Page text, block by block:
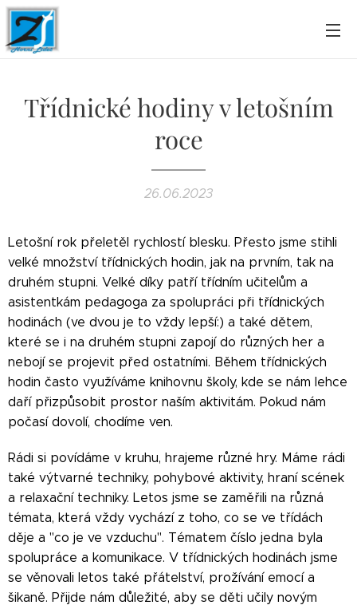
Třídnické hodiny v letošním
roce
26.06.2023
Letošní rok přeletěl rychlostí blesku. Přesto jsme stihli
velké množství třídnických hodin, jak na prvním, tak na
druhém stupni. Velké díky patří třídním učitelům a
asistentkám pedagoga za spolupráci při třídnických
hodinách (ve dvou je to vždy lepší:) a také dětem,
které se i na druhém stupni zapojí do různých her a
nebojí se projevit před ostatními. Během třídnických
hodin často využíváme knihovnu školy, kde se nám lehce
daří přizpůsobit prostor naším aktivitám. Pokud nám
počasí dovolí, chodíme ven.
Rádi si povídáme v kruhu, hrajeme různé hry. Máme rádi
také výtvarné techniky, pohybové aktivity, hraní scének
a relaxační techniky. Letos jsme se zaměřili na různá
témata, která vždy vychází z toho, co se ve třídách
děje a "co je ve vzduchu". Tématem číslo jedna byla
spolupráce a komunikace. V třídnických hodinách jsme
se věnovali letos také přátelství, prožívání emocí a
šikaně. Přijde nám důležité, aby se děti učily novým